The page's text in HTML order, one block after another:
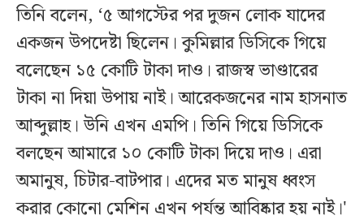
তিনি বলেন, ‘৫ আগস্টের পর দুজন লোক যাদের
একজন উপদেষ্টা ছিলেন। কুমিল্লার ডিসিকে গিয়ে
বলেছেন ১৫ কোটি টাকা দাও। রাজস্ব ভাণ্ডারের
টাকা না দিয়া উপায় নাই। আরেকজনের নাম হাসনাত
আব্দুল্লাহ। উনি এখন এমপি। তিনি গিয়ে ডিসিকে
বলছেন আমারে ১০ কোটি টাকা দিয়ে দাও। এরা
অমানুষ, চিটার-বাটপার। এদের মত মানুষ ধ্বংস
করার কোনো মেশিন এখন পর্যন্ত আবিষ্কার হয় নাই।'